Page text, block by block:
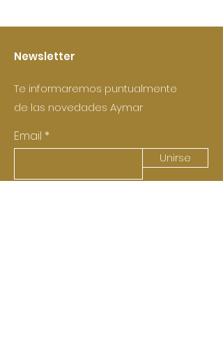
Newsletter
Te informaremos puntualmente
de las novedades Aymar
Email
Unirse